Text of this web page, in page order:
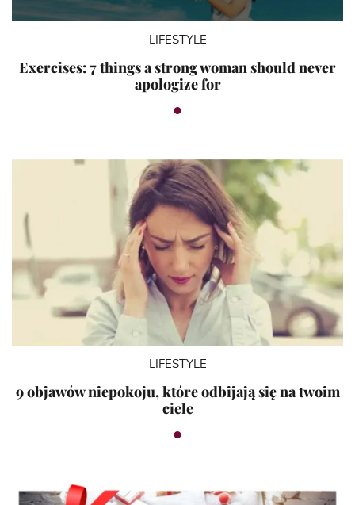
LIFESTYLE
Exercises: 7 things a strong woman should never
apologize for
LIFESTYLE
9 objawów niepokoju, które odbijają się na twoim
ciele